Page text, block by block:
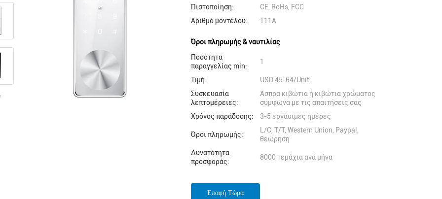
Πιστοποίηση:
CE, RoHs, FCC
Αριθμό μοντέλου:
T11A
Όροι πληρωμής & ναυτιλίας
Ποσότητα
παραγγελίας min:
1
Τιμή:
USD 45-64/Unit
Συσκευασία
λεπτομέρειες:
Άσπρα κιβώτια ή κιβώτια χρώματος
σύμφωνα με τις απαιτήσεις σας
Χρόνος παράδοσης:
3-5 εργάσιμες ημέρες
Όροι πληρωμής:
L/C, T/T, Western Union, Paypal,
θεώρηση
Δυνατότητα
προσφοράς:
8000 τεμάχια ανά μήνα
Επαφή Τώρα